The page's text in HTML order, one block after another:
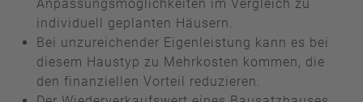
Anpassungsmöglichkeiten im Vergleich zu
individuell geplanten Häusern.
Bei unzureichender Eigenleistung kann es bei
diesem Haustyp zu Mehrkosten kommen, die
den finanziellen Vorteil reduzieren.